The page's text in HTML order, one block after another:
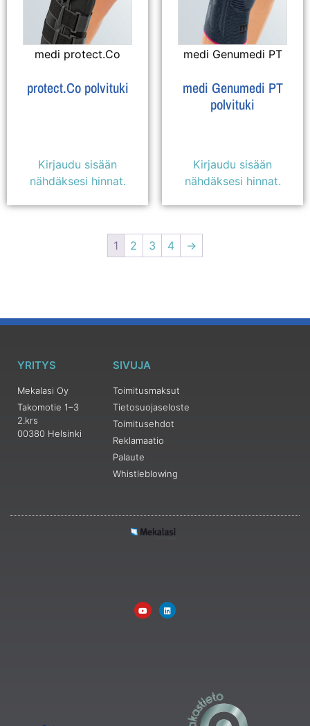
medi protect.Co
protect.Co polvituki
Kirjaudu sisään
nähdäksesi hinnat.
medi Genumedi PT
medi Genumedi PT
polvituki
Kirjaudu sisään
nähdäksesi hinnat.
1 2 3 4 →
YRITYS
Mekalasi Oy
Takomotie 1–3
2.krs
00380 Helsinki
SIVUJA
Toimitusmaksut
Tietosuojaseloste
Toimitusehdot
Reklamaatio
Palaute
Whistleblowing